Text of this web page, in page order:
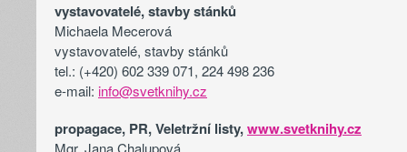
vystavovatelé, stavby stánků
Michaela Mecerová
vystavovatelé, stavby stánků
tel.: (+420) 602 339 071, 224 498 236
e-mail: info@svetknihy.cz
propagace, PR, Veletržní listy,www.svetknihy.cz
Mgr. Jana Chalupová